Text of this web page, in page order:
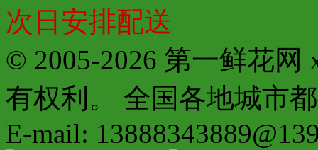
次日安排配送
© 2005-2026 第一鲜花网
有权利。 全国各地城市
E-mail: